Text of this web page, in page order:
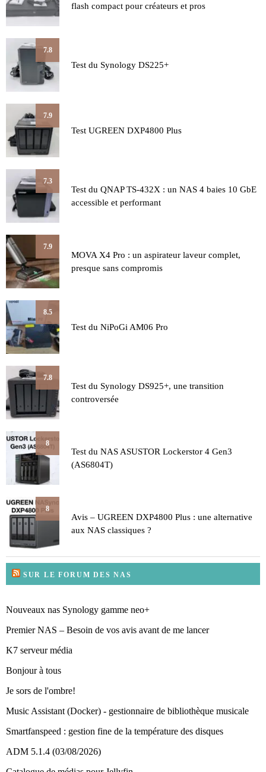
flash compact pour créateurs et pros
7.8
Test du Synology DS225+
7.9
Test UGREEN DXP4800 Plus
7.3
Test du QNAP TS-432X : un NAS 4 baies 10 GbE
accessible et performant
7.9
MOVA X4 Pro : un aspirateur laveur complet,
presque sans compromis
8.5
Test du NiPoGi AM06 Pro
7.8
Test du Synology DS925+, une transition
controversée
8
Test du NAS ASUSTOR Lockerstor 4 Gen3
(AS6804T)
8
Avis – UGREEN DXP4800 Plus : une alternative
aux NAS classiques ?
SUR LE FORUM DES NAS
Nouveaux nas Synology gamme neo+
Premier NAS – Besoin de vos avis avant de me lancer
K7 serveur média
Bonjour à tous
Je sors de l'ombre!
Music Assistant (Docker) - gestionnaire de bibliothèque musicale
Smartfanspeed : gestion fine de la température des disques
ADM 5.1.4 (03/08/2026)